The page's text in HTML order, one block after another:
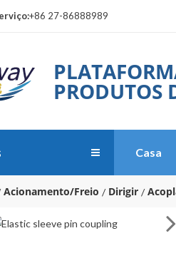
+86 27-86888989
PRODUTOS
Casa
Acionamento/Freio Dirigir